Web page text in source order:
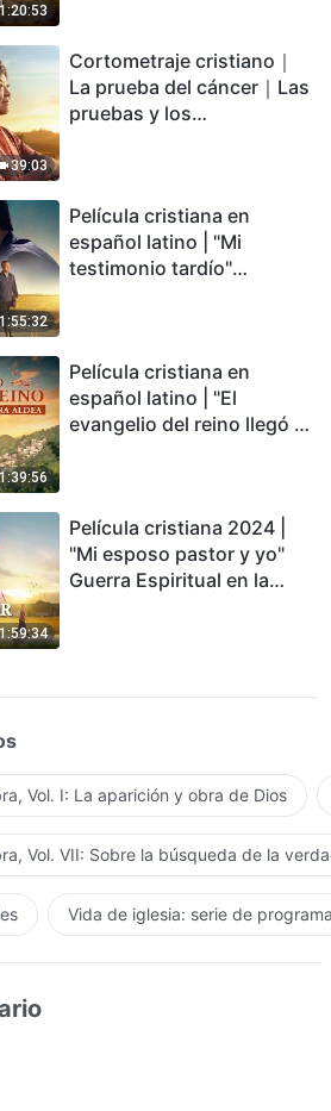
1:20:53
encontrarás refugio?
39:03
Cortometraje cristiano｜
La prueba del cáncer｜Las
pruebas y los
1:55:32
Película cristiana en
español latino | "Mi
testimonio tardío"
conmovedor
1:39:56
Película cristiana en
español latino | "El
evangelio del reino llegó a
1:59:34
Película cristiana 2024 |
"Mi esposo pastor y yo"
Guerra Espiritual en la
Vol. I: La aparición y obra de Dios
Vol. VII: Sobre la búsqueda de la
Vida de iglesia: serie de